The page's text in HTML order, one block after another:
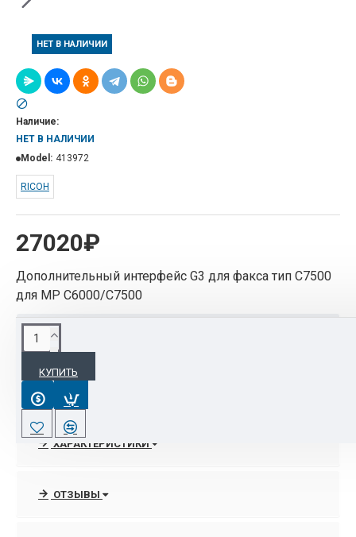
НЕТ В НАЛИЧИИ
27020₽
Наличие:
НЕТ В НАЛИЧИИ
Model: 413972
RICOH
Дополнительный интерфейс G3 для факса тип С7500
для MP C6000/C7500
КУПИТЬ
ОПИСАНИЕ
Дополнительный интерфейс G3 для факса тип
С7500
ХАРАКТЕРИСТИКИ
ОТЗЫВЫ